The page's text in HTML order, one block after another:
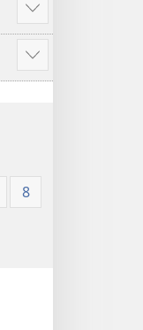
Hi
ˈo
hau
atu
Hi
ˈo
8